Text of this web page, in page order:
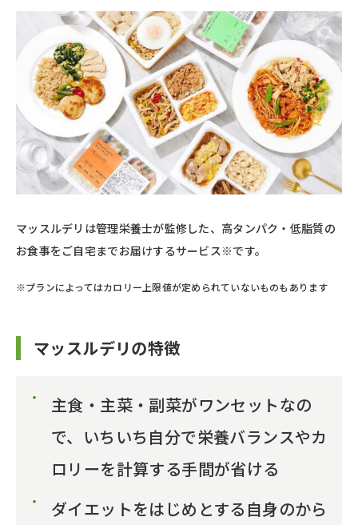
マッスルデリは管理栄養士が監修した、高タンパク・低脂質の
お食事をご自宅までお届けするサービス※です。
※プランによってはカロリー上限値が定められていないものもあります
マッスルデリの特徴
主食・主菜・副菜がワンセットなの
で、いちいち自分で栄養バランスやカ
ロリーを計算する手間が省ける
ダイエットをはじめとする自身のから